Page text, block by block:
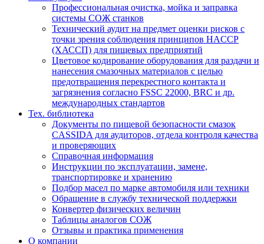
Профессиональная очистка, мойка и заправка
системы СОЖ станков
Технический аудит на предмет оценки рисков с
точки зрения соблюдения принципов HACCP
(ХАССП) для пищевых предприятий
Цветовое кодирование оборудования для раздачи и
нанесения смазочных материалов с целью
предотвращения перекрестного контакта и
загрязнения согласно FSSC 22000, BRC и др.
международных стандартов
Тех. библиотека
Документы по пищевой безопасности смазок
CASSIDA для аудиторов, отдела контроля качества
и проверяющих
Справочная информация
Инструкции по эксплуатации, замене,
транспортировке и хранению
Подбор масел по марке автомобиля или техники
Обращение в службу технической поддержки
Конвертер физических величин
Таблицы аналогов СОЖ
Отзывы и практика применения
О компании